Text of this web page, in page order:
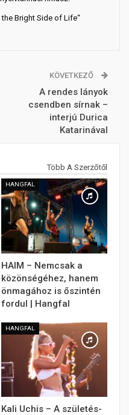
Bright Side of Life“
KÖVETKEZŐ
A rendes lányok
csendben sírnak –
interjú Durica
Katarinával
Több A Szerzőtől
HANGFAL
HAIM – Nemcsak a
közönségéhez, hanem
önmagához is őszintén
fordul | Hangfal
HANGFAL
Kali Uchis – A születés-